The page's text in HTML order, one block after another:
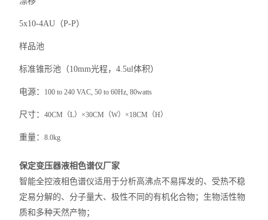
5x10-4AU（P-P）
样品池
标准锥形池（10mm光程，4.5ul体积）
电源： 100 to 240 VAC, 50 to 60Hz, 80watts
尺寸：40CM（L）×30CM（W）×18CM（H）
重量：8.0kg
保定变压器液相色谱仪厂家
智能全控液相色谱仪适用于分析高沸点不易挥发的、受热不稳
定易分解的、分子量大、极性不同的有机化合物；生物活性物
质和多种天然产物；